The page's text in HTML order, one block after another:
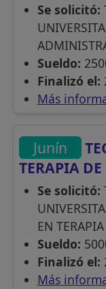
Se solicitó:
Sueldo:
Finalizó el:
Más
Junín
TERAPIA
Se solicitó:
EN
Sueldo:
Finalizó el:
Más